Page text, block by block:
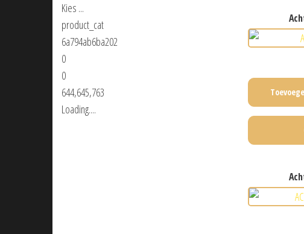
Kies ...
product_cat
6a794ab6ba202
0
0
644,645,763
Loading....